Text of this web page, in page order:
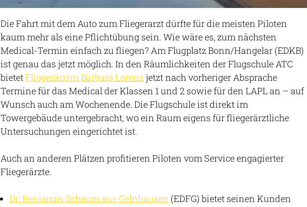
Die Fahrt mit dem Auto zum Fliegerarzt dürfte für die meisten Piloten
kaum mehr als eine Pflichtübung sein. Wie wäre es, zum nächsten
Medical-Termin einfach zu fliegen? Am Flugplatz Bonn/Hangelar (EDKB)
ist genau das jetzt möglich. In den Räumlichkeiten der Flugschule ATC
bietetFliegerärztin Barbara Lorenz jetzt nach vorheriger Absprache
Termine für das Medical der Klassen 1 und 2 sowie für den LAPL an – auf
Wunsch auch am Wochenende. Die Flugschule ist direkt im
Towergebäude untergebracht, wo ein Raum eigens für fliegerärztliche
Untersuchungen eingerichtet ist.
Auch an anderen Plätzen profitieren Piloten vom Service engagierter
Fliegerärzte.
Dr. Benjamin Schaum aus Gelnhausen (EDFG) bietet seinen Kunden